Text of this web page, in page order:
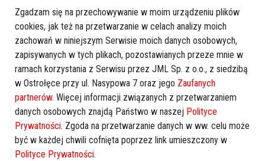
Obserwuj w Google News
REKLAMA
Więcej o:Stowarzyszenie Rodzina Polska
Zgadzam się na przechowywanie w moim urządzeniu plików
cookies, jak też na przetwarzanie w celach analizy moich
zachowań w niniejszym Serwisie moich danych osobowych,
zapisywanych w tych plikach, pozostawianych przeze mnie w
ramach korzystania z Serwisu przez JML Sp. z o.o., z siedzibą
w Ostrołęce przy ul. Nasypowa 7 oraz jego Zaufanych
partnerów. Więcej informacji związanych z przetwarzaniem
danych osobowych znajdą Państwo w naszej Polityce
Prywatności. Zgoda na przetwarzanie danych w ww. celu może
być w każdej chwili cofnięta poprzez link umieszczony w
Polityce Prywatności.